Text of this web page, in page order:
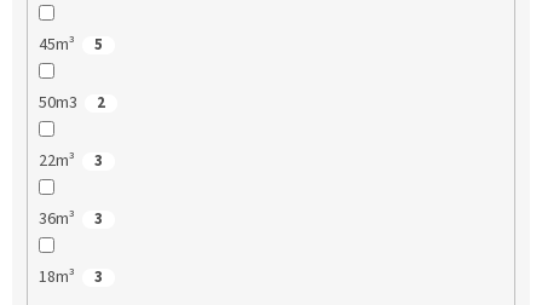
45m³ 5
50m3 2
22m³ 3
36m³ 3
18m³ 3